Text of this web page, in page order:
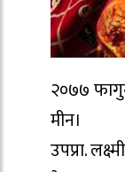
२०७७
मीन।
उपप्रा.